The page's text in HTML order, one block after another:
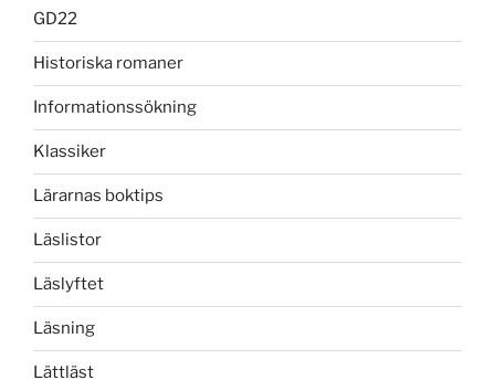
GD22
Historiska romaner
Informationssökning
Klassiker
Lärarnas boktips
Läslistor
Läslyftet
Läsning
Lättläst